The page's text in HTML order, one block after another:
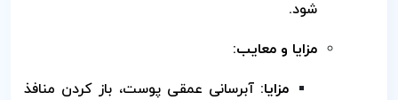
شود.
مزایا و معایب:
مزایا: آبرسانی عمقی پوست، باز کردن منافذ